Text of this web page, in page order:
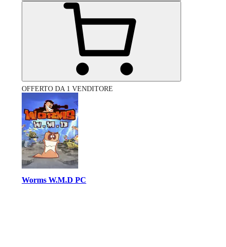
OFFERTO DA 1 VENDITORE
Worms W.M.D PC